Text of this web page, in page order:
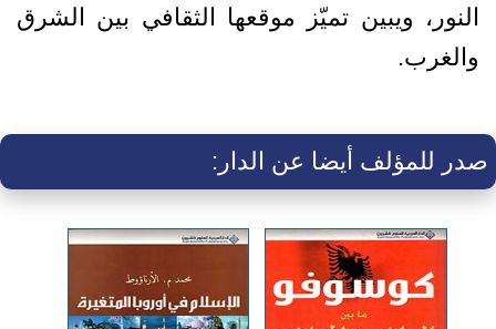
النور، ويبين تميّز موقعها الثقافي بين الشرق
والغرب.
صدر للمؤلف أيضا عن الدار: